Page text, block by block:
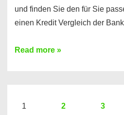
und finden Sie den für Sie
einen Kredit Vergleich der
Sie
Hier
Read more »
1 2 3